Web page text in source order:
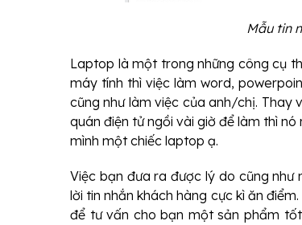
Mẫu tin
Laptop là một trong những công cụ
máy tính thì việc làm word,
cũng như làm việc của anh/chị. Thay
quán điện tử ngồi vài giờ để làm thì
mình một chiếc laptop ạ.
Việc bạn đưa ra được lý do cũng
lời tin nhắn khách hàng cực kì ăn
để tư vấn cho bạn một sản phẩm